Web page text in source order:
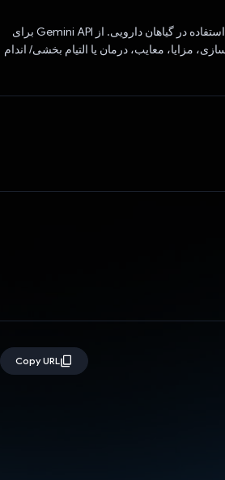
مجموعه 56 گیاه دارویی مورد استفاده در گیاهان دارویی. از Gemini API برای
مزایا، معایب، درمان یا التیام بخشی/ اندام